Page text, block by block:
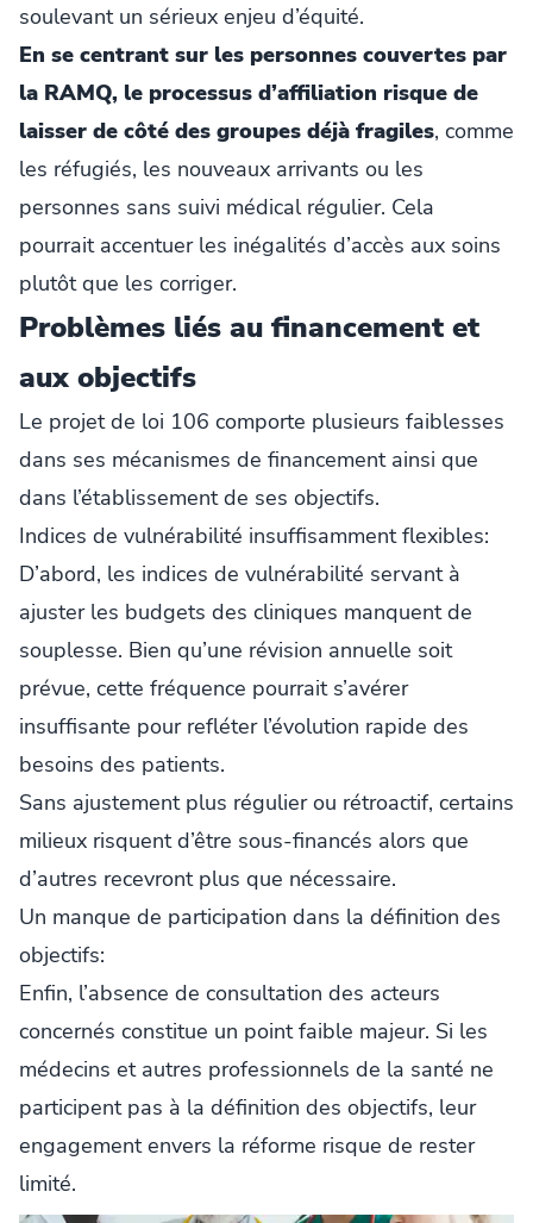
soulevant un sérieux enjeu d’équité.
En se centrant sur les personnes couvertes par
la RAMQ, le processus d’affiliation risque de
laisser de côté des groupes déjà fragiles, comme
les réfugiés, les nouveaux arrivants ou les
personnes sans suivi médical régulier. Cela
pourrait accentuer les inégalités d’accès aux soins
plutôt que les corriger.
Problèmes liés au financement et
aux objectifs
Le projet de loi 106 comporte plusieurs faiblesses
dans ses mécanismes de financement ainsi que
dans l’établissement de ses objectifs.
Indices de vulnérabilité insuffisamment flexibles:
D’abord, les indices de vulnérabilité servant à
ajuster les budgets des cliniques manquent de
souplesse. Bien qu’une révision annuelle soit
prévue, cette fréquence pourrait s’avérer
insuffisante pour refléter l’évolution rapide des
besoins des patients.
Sans ajustement plus régulier ou rétroactif, certains
milieux risquent d’être sous-financés alors que
d’autres recevront plus que nécessaire.
Un manque de participation dans la définition des
objectifs:
Enfin, l’absence de consultation des acteurs
concernés constitue un point faible majeur. Si les
médecins et autres professionnels de la santé ne
participent pas à la définition des objectifs, leur
engagement envers la réforme risque de rester
limité.